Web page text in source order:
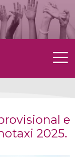
e
2025.